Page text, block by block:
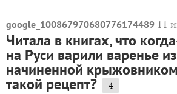
google_100867970680776174489 11
Читала в книгах, что
на Руси варили варенье
начиненной
такой рецепт? 4